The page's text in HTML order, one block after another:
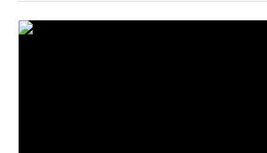
Perguntas Frequentes